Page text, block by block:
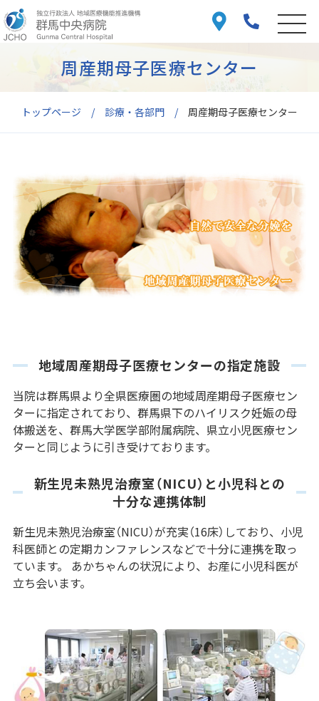
トップページ 診療・各部門 周産期母子医療センター
周産期母子医療センター
地域周産期母子医療センターの指定施設
当院は群馬県より全県医療圏の地域周産期母子医療セン
ターに指定されており、群馬県下のハイリスク妊娠の母
体搬送を、群馬大学医学部附属病院、県立小児医療セン
ターと同じように引き受けております。
新生児未熟児治療室（NICU）と小児科との
十分な連携体制
新生児未熟児治療室（NICU）が充実（16床）しており、小児
科医師との定期カンファレンスなどで十分に連携を取っ
ています。 あかちゃんの状況により、お産に小児科医が
立ち会います。